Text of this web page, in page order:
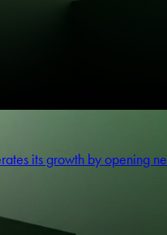
its growth by opening